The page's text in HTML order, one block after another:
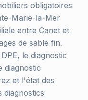
obligatoires
Marie-la-Mer
entre Canet et
de sable fin.
le diagnostic
diagnostic
et l'état des